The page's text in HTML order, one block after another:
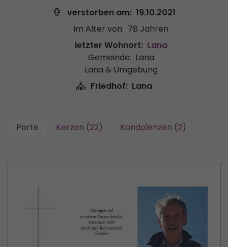
verstorben am: 19.10.2021
im Alter von: 78 Jahren
letzter Wohnort: Lana
Gemeinde: Lana
Lana & Umgebung
Friedhof: Lana
Parte Kerzen (22) Kondolenzen (2)